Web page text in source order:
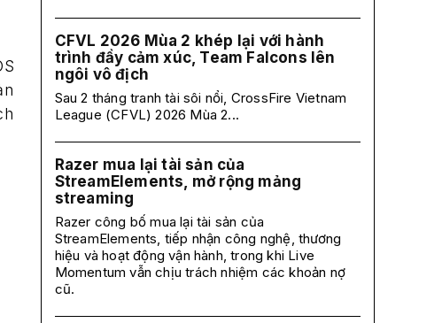
CFVL 2026 Mùa 2 khép lại với hành
trình đầy cảm xúc, Team Falcons lên
ngôi vô địch
Sau 2 tháng tranh tài sôi nổi, CrossFire Vietnam
League (CFVL) 2026 Mùa 2...
Razer mua lại tài sản của
StreamElements, mở rộng mảng
streaming
Razer công bố mua lại tài sản của
StreamElements, tiếp nhận công nghệ, thương
hiệu và hoạt động vận hành, trong khi Live
Momentum vẫn chịu trách nhiệm các khoản nợ
cũ.